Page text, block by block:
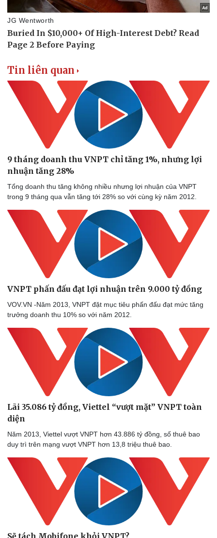
Tin liên quan
9 tháng doanh thu VNPT chỉ tăng 1%, nhưng lợi
nhuận tăng 28%
Tổng doanh thu tăng không nhiều nhưng lợi nhuận của VNPT
trong 9 tháng qua vẫn tăng tới 28% so với cùng kỳ năm 2012.
VNPT phấn đấu đạt lợi nhuận trên 9.000 tỷ đồng
VOV.VN -Năm 2013, VNPT đặt mục tiêu phấn đấu đạt mức tăng
trưởng doanh thu 10% so với năm 2012.
Lãi 35.086 tỷ đồng, Viettel “vượt mặt” VNPT toàn
diện
Năm 2013, Viettel vượt VNPT hơn 43.886 tỷ đồng, số thuê bao
duy trì trên mạng vượt VNPT hơn 13,8 triệu thuê bao.